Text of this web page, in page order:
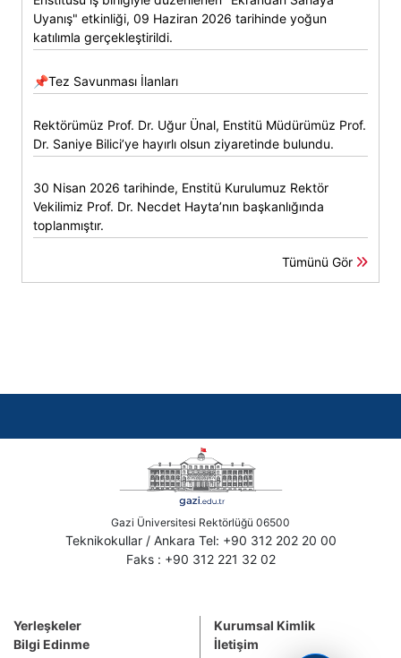
Uyanış" etkinliği, 09 Haziran 2026 tarihinde yoğun
katılımla gerçekleştirildi.
📌Tez Savunması İlanları
Rektörümüz Prof. Dr. Uğur Ünal, Enstitü Müdürümüz Prof.
Dr. Saniye Bilici’ye hayırlı olsun ziyaretinde bulundu.
30 Nisan 2026 tarihinde, Enstitü Kurulumuz Rektör
Vekilimiz Prof. Dr. Necdet Hayta’nın başkanlığında
toplanmıştır.
Tümünü Gör
Gazi Üniversitesi Rektörlüğü 06500
Teknikokullar / Ankara Tel: +90 312 202 20 00
Faks : +90 312 221 32 02
Yerleşkeler
Bilgi Edinme
Kurumsal Kimlik
İletişim